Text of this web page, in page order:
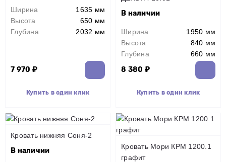
Ширина
1635 мм
Высота
650 мм
Глубина
2032 мм
7 970 ₽
Купить в один клик
В наличии
Ширина
1950 мм
Высота
840 мм
Глубина
660 мм
8 380 ₽
Купить в один клик
Кровать нижняя Соня-2
В наличии
Кровать Мори КРМ 1200.1
графит